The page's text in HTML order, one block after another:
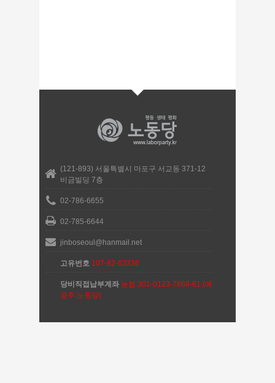
(121-893) 서울특별시 마포구 서교동 371-12
비금빌딩 7층
02-786-6655
02-785-6644
jinboseoul@hanmail.net
고유번호 107-82-63336
당비직접납부계좌 농협 301-0123-7668-61 (예
금주:노동당)